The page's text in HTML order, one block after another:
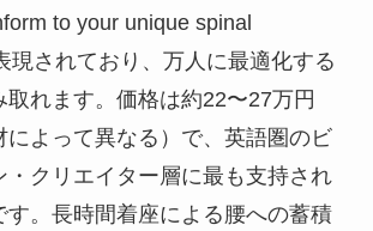
to your unique spinal
現されており、万人に最適化する
れます。価格は約22〜27万円
によって異なる）で、英語圏のビ
・クリエイター層に最も支持され
す。長時間着座による腰への蓄積